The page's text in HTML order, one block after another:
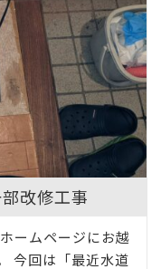
改修工事
ームページにお越
今回は「最近水道